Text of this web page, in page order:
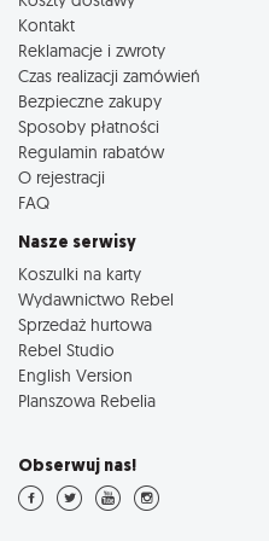
Kontakt
Reklamacje i zwroty
Czas realizacji zamówień
Bezpieczne zakupy
Sposoby płatności
Regulamin rabatów
O rejestracji
FAQ
Nasze serwisy
Koszulki na karty
Wydawnictwo Rebel
Sprzedaż hurtowa
Rebel Studio
English Version
Planszowa Rebelia
Obserwuj nas!